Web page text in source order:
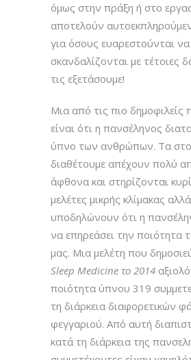
όμως στην πράξη ή στο
αποτελούν
για όσους ευαρεστούνται να
σκανδαλίζονται με τέτοιες
τις εξετάσουμε!
Μια από τις πιο δημοφιλείς
είναι ότι η πανσέληνος
ύπνο των ανθρώπων. Τα
διαθέτουμε απέχουν πολύ
άφθονα και στηρίζονται
μελέτες μικρής κλίμακας αλλά
υποδηλώνουν ότι η
να επηρεάσει την ποιότητα
μας. Μια μελέτη που
Sleep Medicine το 2014
ποιότητα ύπνου 319
τη διάρκεια διαφορετικών
φεγγαριού. Από αυτή
κατά τη διάρκεια της